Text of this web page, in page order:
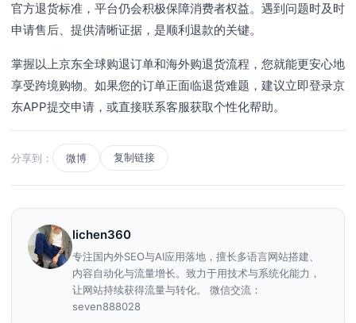
官方退货标准，平台仍会积极保障消费者权益。遇到问题时及时
申请售后、提供清晰证据，是顺利退款的关键。
掌握以上京东全球购退订单和海外购退货流程，您就能更安心地
享受跨境购物。如果您的订单正面临退货难题，建议立即登录京
东APP提交申请，或直接联系客服获取个性化帮助。
分享到： 微博 复制链接
lichen360
专注国内外SEO与AI应用落地，擅长多语言网站搭建、
内容自动化与流量增长。致力于用技术与系统化能力，
让网站持续获得流量与转化。 微信交流：
seven888028